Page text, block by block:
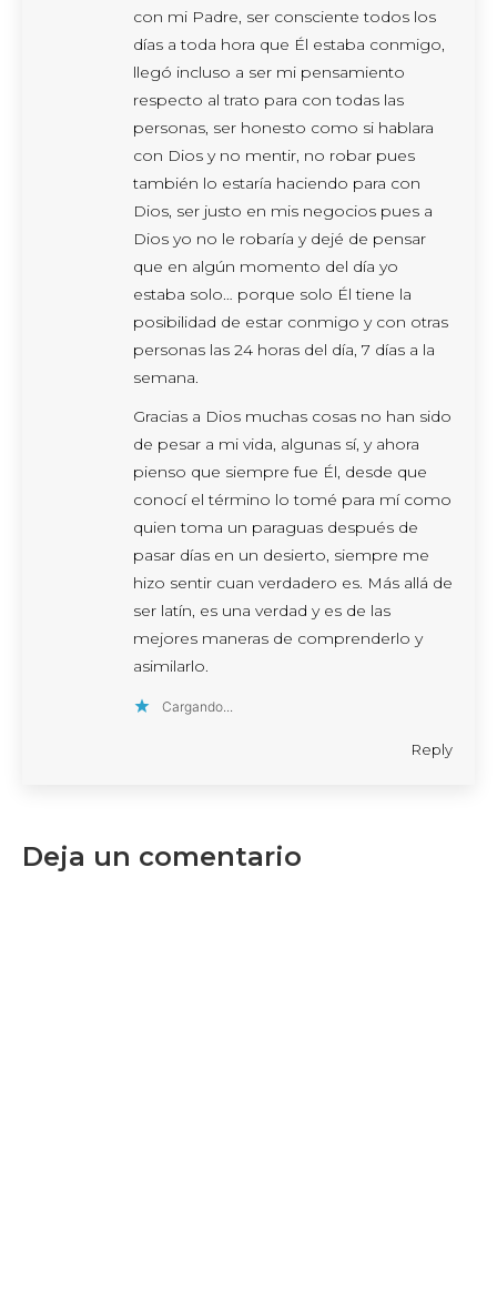
con mi Padre, ser consciente todos los
días a toda hora que Él estaba conmigo,
llegó incluso a ser mi pensamiento
respecto al trato para con todas las
personas, ser honesto como si hablara
con Dios y no mentir, no robar pues
también lo estaría haciendo para con
Dios, ser justo en mis negocios pues a
Dios yo no le robaría y dejé de pensar
que en algún momento del día yo
estaba solo… porque solo Él tiene la
posibilidad de estar conmigo y con otras
personas las 24 horas del día, 7 días a la
semana.
Gracias a Dios muchas cosas no han sido
de pesar a mi vida, algunas sí, y ahora
pienso que siempre fue Él, desde que
conocí el término lo tomé para mí como
quien toma un paraguas después de
pasar días en un desierto, siempre me
hizo sentir cuan verdadero es. Más allá de
ser latín, es una verdad y es de las
mejores maneras de comprenderlo y
asimilarlo.
Cargando...
Reply
Deja un comentario